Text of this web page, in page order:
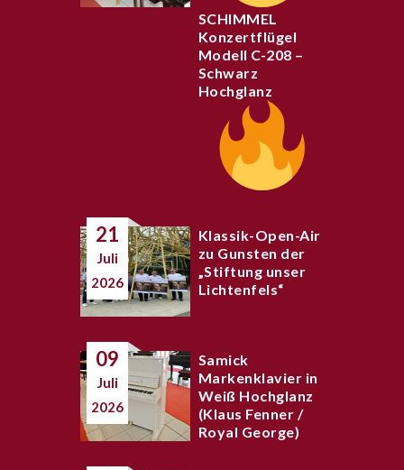
SCHIMMEL
Konzertflügel
Modell C-208 –
Schwarz
Hochglanz
21
Juli
2026
Klassik-Open-Air
zu Gunsten der
„Stiftung unser
Lichtenfels“
09
Juli
2026
Samick
Markenklavier in
Weiß Hochglanz
(Klaus Fenner /
Royal George)